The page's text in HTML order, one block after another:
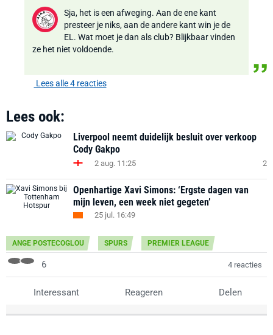
Sja, het is een afweging. Aan de ene kant
presteer je niks, aan de andere kant win je de
EL. Wat moet je dan als club? Blijkbaar vinden
ze het niet voldoende.
Lees alle 4 reacties
Lees ook:
Liverpool neemt duidelijk besluit over verkoop
Cody Gakpo
2 aug. 11:25 2
Openhartige Xavi Simons: ‘Ergste dagen van
mijn leven, een week niet gegeten’
25 jul. 16:49
ANGE POSTECOGLOU SPURS PREMIER LEAGUE
6 4 reacties
Interessant Reageren Delen